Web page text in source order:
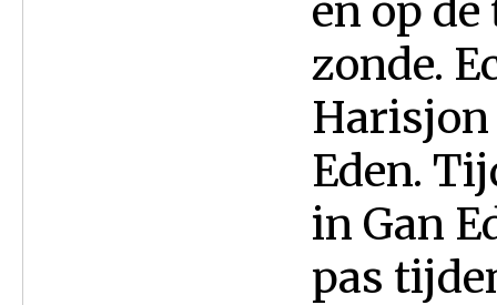
en op
zonde.
Harisjon
Eden.
in Gan
pas